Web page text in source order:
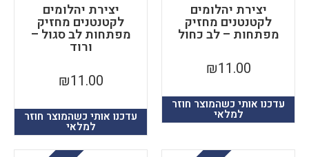
יצירת יהלומים
לקטנטנים מחזיק
מפתחות – לב כחול
₪11.00
עדכנו אותי כשהמוצר חוזר
למלאי
יצירת יהלומים
לקטנטנים מחזיק
מפתחות לב סגול –
₪11.00
עדכנו אותי כשהמוצר חוזר
למלאי